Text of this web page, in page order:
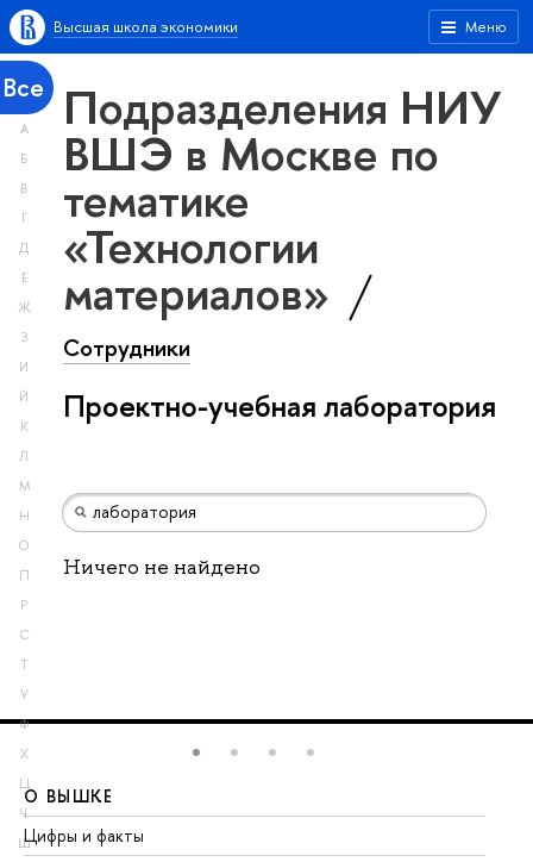
Меню
Высшая школа экономики
Все
А
Б
В
Г
Д
Е
Ж
З
И
Й
К
Л
М
Н
О
П
Р
С
Т
У
Ф
Х
Ц
Ч
Ш
Подразделения НИУ
ВШЭ в Москве по
тематике
«Технологии
материалов»
Сотрудники
Проектно-учебная лаборатория
Ничего не найдено
О ВЫШКЕ
Цифры и факты